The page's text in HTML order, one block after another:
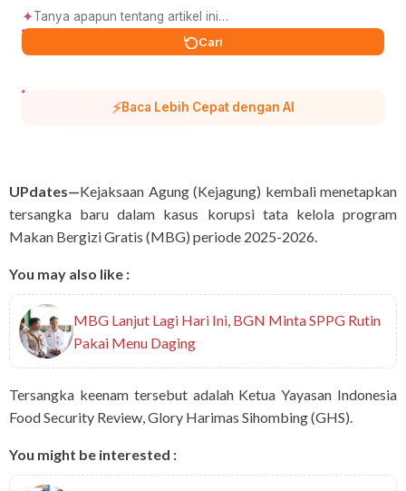
✦
Cari
⚡Baca Lebih Cepat dengan AI
UPdates—Kejaksaan Agung (Kejagung) kembali menetapkan
tersangka baru dalam kasus korupsi tata kelola program
Makan Bergizi Gratis (MBG) periode 2025-2026.
You may also like :
MBG Lanjut Lagi Hari Ini, BGN Minta SPPG Rutin
Pakai Menu Daging
Tersangka keenam tersebut adalah Ketua Yayasan Indonesia
Food Security Review, Glory Harimas Sihombing (GHS).
You might be interested :